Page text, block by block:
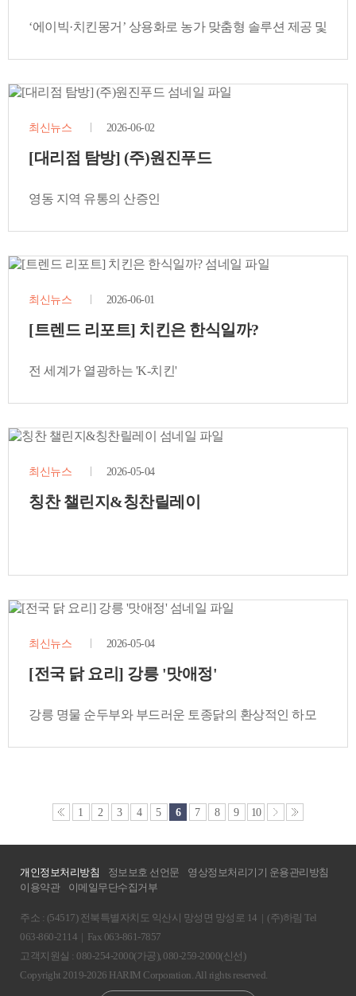
‘에이빅·치킨몽거’ 상용화로 농가 맞춤형 솔루션 제공 및
최신뉴스 2026-06-02
[대리점 탐방] (주)원진푸드
영동 지역 유통의 산증인
최신뉴스 2026-06-01
[트렌드 리포트] 치킨은 한식일까?
전 세계가 열광하는 'K-치킨'
최신뉴스 2026-05-04
칭찬 챌린지&칭찬릴레이
최신뉴스 2026-05-04
[전국 닭 요리] 강릉 '맛애정'
강릉 명물 순두부와 부드러운 토종닭의 환상적인 하모
1 2 3 4 5 6 7 8 9 10
개인정보처리방침 정보보호 선언문
영상정보처리기기 운용관리방침
이용약관
이메일무단수집거부
주소 : (54517) 전북특별자치도 익산시 망성면 망성로 14 | (주)하림 Tel
063-860-2114 | Fax 063-861-7857
고객지원실 : 080-254-2000(가공), 080-259-2000(신선)
Copyright 2019-2026 HARIM Corporation. All rights reserved.